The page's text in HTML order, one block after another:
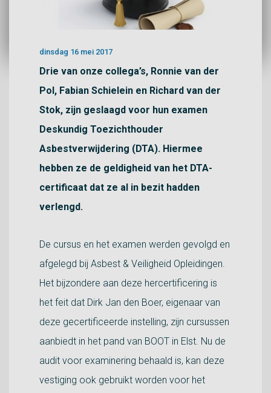
dinsdag 16 mei 2017
Drie van onze collega’s, Ronnie van der
Pol, Fabian Schielein en Richard van der
Stok, zijn geslaagd voor hun examen
Deskundig Toezichthouder
Asbestverwijdering (DTA). Hiermee
hebben ze de geldigheid van het DTA-
certificaat dat ze al in bezit hadden
verlengd.
De cursus en het examen werden gevolgd en
afgelegd bij Asbest & Veiligheid Opleidingen.
Het bijzondere aan deze hercertificering is
het feit dat Dirk Jan den Boer, eigenaar van
deze gecertificeerde instelling, zijn cursussen
aanbiedt in het pand van BOOT in Elst. Nu de
audit voor examinering behaald is, kan deze
vestiging ook gebruikt worden voor het